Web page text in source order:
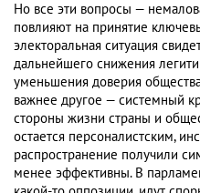
Но все эти вопросы —
повлияют на принятие
электоральная ситуация
дальнейшего снижения
уменьшения доверия
важнее другое — системный
стороны жизни страны и
остается персоналистским,
распространение получили
менее эффективны. В